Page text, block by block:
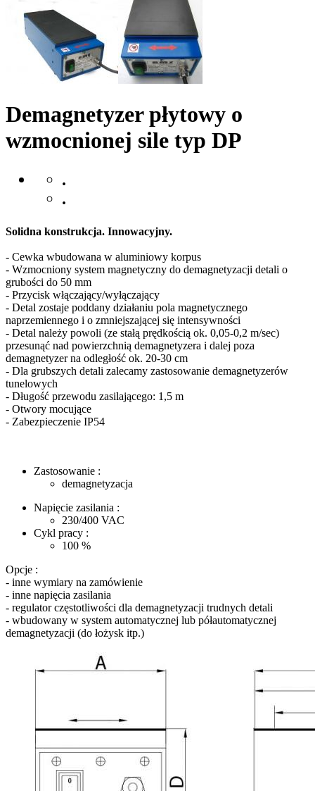
Demagnetyzer płytowy o
wzmocnionej sile typ DP
.
.
Solidna konstrukcja. Innowacyjny.
- Cewka wbudowana w aluminiowy korpus
- Wzmocniony system magnetyczny do demagnetyzacji detali o
grubości do 50 mm
- Przycisk włączający/wyłączający
- Detal zostaje poddany działaniu pola magnetycznego
naprzemiennego i o zmniejszającej się intensywności
- Detal należy powoli (ze stałą prędkością ok. 0,05-0,2 m/sec)
przesunąć nad powierzchnią demagnetyzera i dalej poza
demagnetyzer na odległość ok. 20-30 cm
- Dla grubszych detali zalecamy zastosowanie demagnetyzerów
tunelowych
- Długość przewodu zasilającego: 1,5 m
- Otwory mocujące
- Zabezpieczenie IP54
Zastosowanie :
demagnetyzacja
Napięcie zasilania :
230/400 VAC
Cykl pracy :
100 %
Opcje :
- inne wymiary na zamówienie
- inne napięcia zasilania
- regulator częstotliwości dla demagnetyzacji trudnych detali
- wbudowany w system automatycznej lub półautomatycznej
demagnetyzacji (do łożysk itp.)